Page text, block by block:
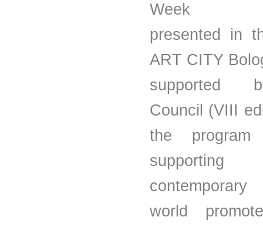
Week
presented in
ART CITY
supported
Council (VIII
the
world